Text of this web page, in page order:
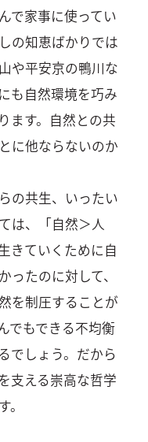
で家事に使ってい
の知恵ばかりでは
や平安京の鴨川な
も自然環境を巧み
ます。自然との共
に他ならないのか
の共生、いったい
は、「自然＞人
きていくために自
たのに対して、
を制圧することが
でもできる不均衡
でしょう。だから
支える崇高な哲学